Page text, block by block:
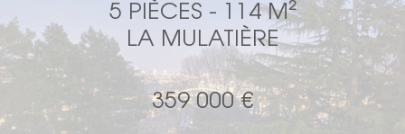
5 PIÈCES - 114 M²
LA MULATIÈRE
359 000 €